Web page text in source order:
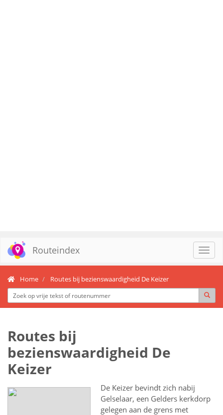
Routeindex
Home Routes bij bezienswaardigheid De Keizer
Routes bij
bezienswaardigheid De
Keizer
De Keizer bevindt zich nabij
Gelselaar, een Gelders kerkdorp
gelegen aan de grens met